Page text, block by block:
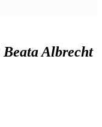
Beata Albrecht